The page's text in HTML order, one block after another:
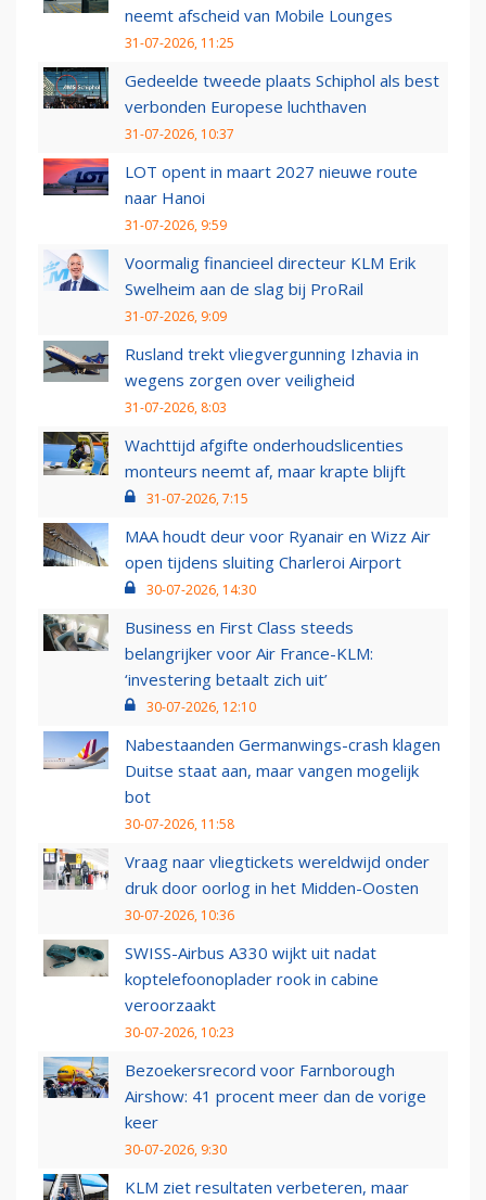
neemt afscheid van Mobile Lounges
31-07-2026, 11:25
Gedeelde tweede plaats Schiphol als best
verbonden Europese luchthaven
31-07-2026, 10:37
LOT opent in maart 2027 nieuwe route
naar Hanoi
31-07-2026, 9:59
Voormalig financieel directeur KLM Erik
Swelheim aan de slag bij ProRail
31-07-2026, 9:09
Rusland trekt vliegvergunning Izhavia in
wegens zorgen over veiligheid
31-07-2026, 8:03
Wachttijd afgifte onderhoudslicenties
monteurs neemt af, maar krapte blijft
31-07-2026, 7:15
MAA houdt deur voor Ryanair en Wizz Air
open tijdens sluiting Charleroi Airport
30-07-2026, 14:30
Business en First Class steeds
belangrijker voor Air France-KLM:
‘investering betaalt zich uit’
30-07-2026, 12:10
Nabestaanden Germanwings-crash klagen
Duitse staat aan, maar vangen mogelijk
bot
30-07-2026, 11:58
Vraag naar vliegtickets wereldwijd onder
druk door oorlog in het Midden-Oosten
30-07-2026, 10:36
SWISS-Airbus A330 wijkt uit nadat
koptelefoonoplader rook in cabine
veroorzaakt
30-07-2026, 10:23
Bezoekersrecord voor Farnborough
Airshow: 41 procent meer dan de vorige
keer
30-07-2026, 9:30
KLM ziet resultaten verbeteren, maar